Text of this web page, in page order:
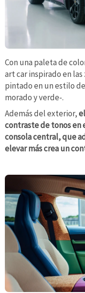
Con una paleta de
art car inspirado en
pintado en un estilo
morado y verde-.
Además del exterior,
contraste de tonos en
consola central, que
elevar más crea un